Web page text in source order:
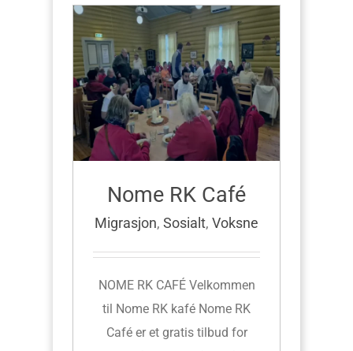
Nome RK Café
Migrasjon, Sosialt, Voksne
NOME RK CAFÉ Velkommen
til Nome RK kafé Nome RK
Café er et gratis tilbud for